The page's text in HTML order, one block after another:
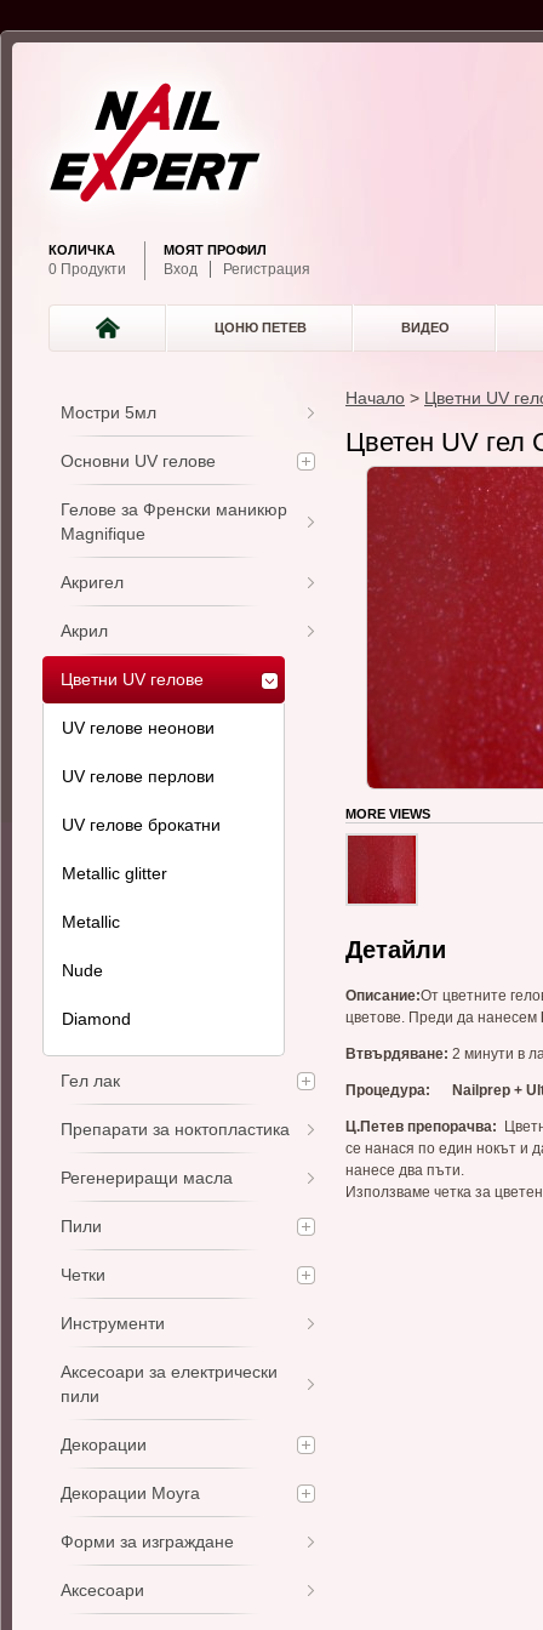
КОЛИЧКА
0 Продукти
МОЯТ ПРОФИЛ
Вход Регистрация
ЦОНЮ ПЕТЕВ ВИДЕО
Начало > Цветни UV
Цветен UV гел
MORE VIEWS
Детайли
Описаниe:От цветните
цветове. Преди да нанесем
Втвърдяване: 2 минути в
Процедура: Nailprep +
Ц.Петев препорачва:
се нанася по един нокът и
нанесе два пъти.
Използваме четка за
Мостри 5мл
Основни UV гелове
Гелове за Френски маникюр
Magnifique
Акригел
Акрил
Цветни UV гелове
UV гелове неонови
UV гелове перлови
UV гелове брокатни
Metallic glitter
Metallic
Nude
Diamond
Гел лак
Препарати за ноктопластика
Регенериращи масла
Пили
Четки
Инструменти
Аксесоари за електрически
пили
Декорации
Декорации Moyra
Форми за изграждане
Аксесоари